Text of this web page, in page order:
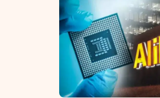
Verslas
Energetika
Ekonomika
NT ir statybos